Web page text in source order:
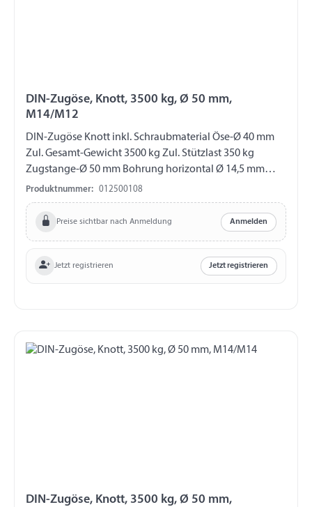
DIN-Zugöse, Knott, 3500 kg, Ø 50 mm,
M14/M12
DIN-Zugöse Knott inkl. Schraubmaterial Öse-Ø 40 mm
Zul. Gesamt-Gewicht 3500 kg Zul. Stützlast 350 kg
Zugstange-Ø 50 mm Bohrung horizontal Ø 14,5 mm
Bohrung vertikal Ø 12,5 mm Abstand Bohrungen 40 mm
Produktnummer: 012500108
Preise sichtbar nach Anmeldung Anmelden
Jetzt registrieren Jetzt registrieren
DIN-Zugöse, Knott, 3500 kg, Ø 50 mm,